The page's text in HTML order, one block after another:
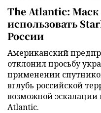
The Atlantic: Маск
использовать
России
Американский
отклонил просьбу
применении
вглубь российской
возможной
Atlantic.